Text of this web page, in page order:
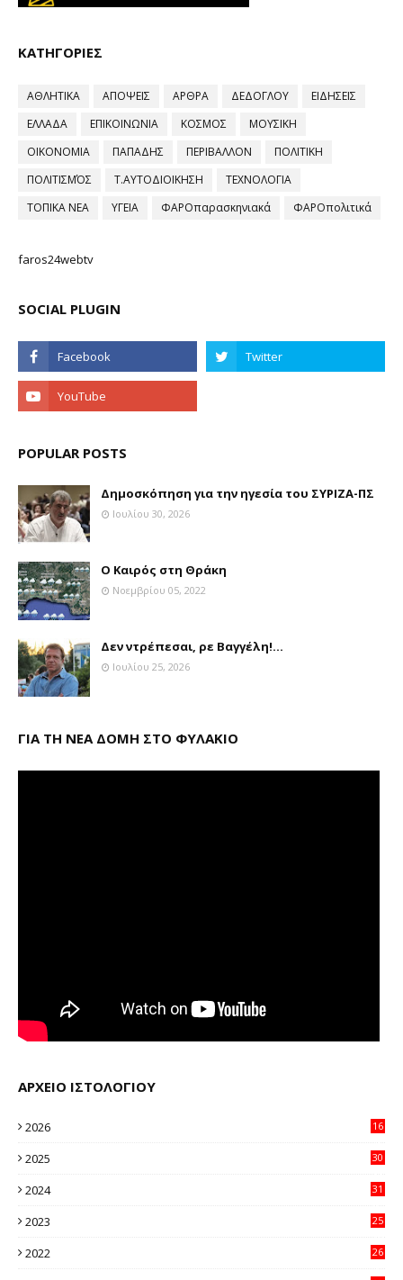
ΚΑΤΗΓΟΡΙΕΣ
ΑΘΛΗΤΙΚΑ ΑΠΟΨΕΙΣ ΑΡΘΡΑ ΔΕΔΟΓΛΟΥ
ΕΙΔΗΣΕΙΣ
ΕΛΛΑΔΑ
ΕΠΙΚΟΙΝΩΝΙΑ ΚΟΣΜΟΣ
ΜΟΥΣΙΚΗ
ΟΙΚΟΝΟΜΙΑ
ΠΑΠΑΔΗΣ ΠΕΡΙΒΑΛΛΟΝ
ΠΟΛΙΤΙΚΗ
ΠΟΛΙΤΙΣΜΌΣ
Τ.ΑΥΤΟΔΙΟΙΚΗΣΗ
ΤΕΧΝΟΛΟΓΙΑ
ΤΟΠΙΚΑ ΝΕΑ
ΥΓΕΙΑ ΦΑΡΟπαρασκηνιακά ΦΑΡΟπολιτικά
faros24webtv
SOCIAL PLUGIN
POPULAR POSTS
Δημοσκόπηση για την ηγεσία του ΣΥΡΙΖΑ-ΠΣ
Ιουλίου 30, 2026
Ο Καιρός στη Θράκη
Νοεμβρίου 05, 2022
Δεν ντρέπεσαι, ρε Βαγγέλη!...
Ιουλίου 25, 2026
ΓΙΑ ΤΗ ΝΕΑ ΔΟΜΗ ΣΤΟ ΦΥΛΑΚΙΟ
ΑΡΧΕΙΟ ΙΣΤΟΛΟΓΙΟΥ
2026
16
2025
30
2024
31
2023
25
2022
26